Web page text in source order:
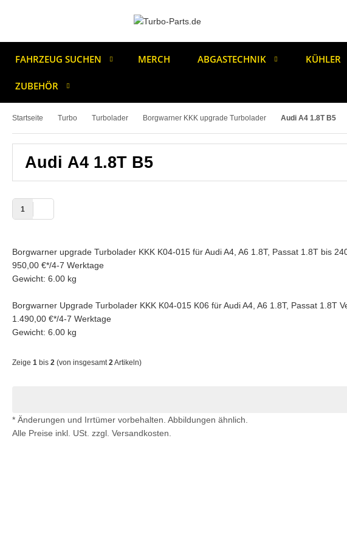
FAHRZEUG SUCHEN MERCH ABGASTECHNIK KÜHLER
ZUBEHÖR
Startseite Turbo Turbolader Borgwarner KKK upgrade Turbolader Audi A4 1.8T B5
Audi A4 1.8T B5
1
Borgwarner upgrade Turbolader KKK K04-015 für Audi A4, A6 1.8T, Passat 1.8T bis
950,00 €*/4-7 Werktage
Gewicht: 6.00 kg
Borgwarner Upgrade Turbolader KKK K04-015 K06 für Audi A4, A6 1.8T, Passat 1.8T
1.490,00 €*/4-7 Werktage
Gewicht: 6.00 kg
Zeige 1 bis 2 (von insgesamt2Artikeln)
* Änderungen und Irrtümer vorbehalten. Abbildungen ähnlich.
Alle Preise inkl. USt. zzgl. Versandkosten.